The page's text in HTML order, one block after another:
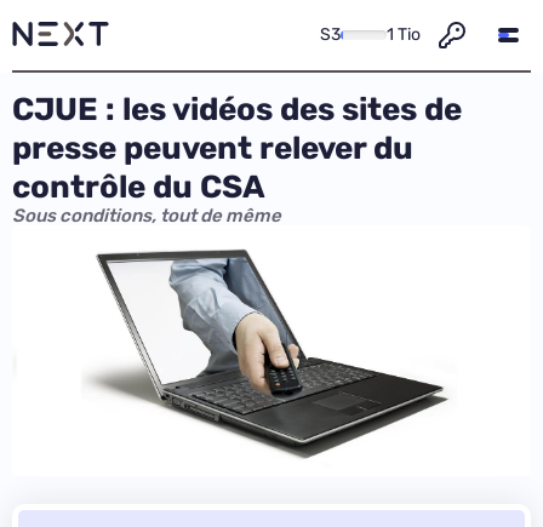
S3 1 Tio
CJUE : les vidéos des sites de
presse peuvent relever du
contrôle du CSA
Sous conditions, tout de même